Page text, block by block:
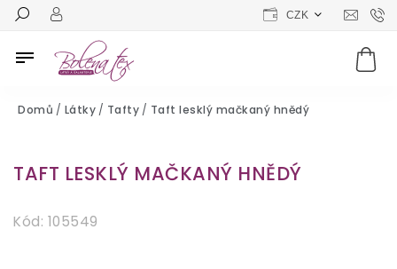
CZK
Domů / Látky / Tafty / Taft lesklý mačkaný hnědý
TAFT LESKLÝ MAČKANÝ HNĚDÝ
Kód: 105549